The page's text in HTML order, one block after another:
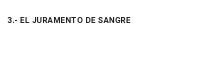
3.- EL JURAMENTO DE SANGRE